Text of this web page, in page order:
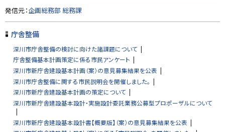
ト
ッ
プ
発信元：企画総務部 総務課
庁舎整備
深川市庁舎整備の検討に向けた諸課題について
庁舎整備基本計画策定に係る市民アンケート
深川市新庁舎建設基本計画（案）の意見募集結果を公表
深川市庁舎整備に関する市民説明会を開催しました。
深川市新庁舎建設基本計画の策定について
深川市新庁舎建設基本設計・実施設計委託業務公募型プロポーザルについて
深川市新庁舎建設基本設計書【概要版】（案）の意見募集結果を公表